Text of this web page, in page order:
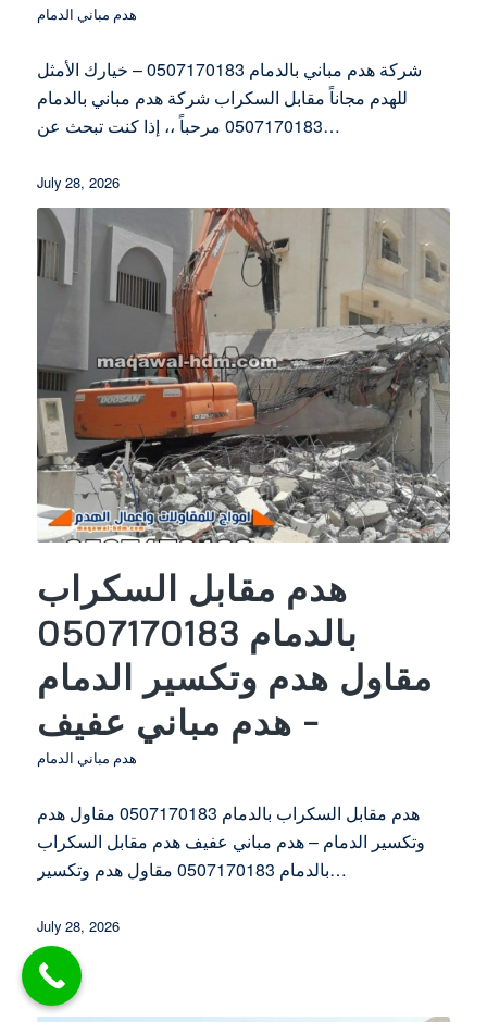
هدم مباني الدمام
شركة هدم مباني بالدمام 0507170183 – خيارك الأمثل
للهدم مجاناً مقابل السكراب شركة هدم مباني بالدمام
0507170183 مرحباً ،، إذا كنت تبحث عن…
July 28, 2026
هدم مقابل السكراب
بالدمام 0507170183
مقاول هدم وتكسير الدمام
– هدم مباني عفيف
هدم مباني الدمام
هدم مقابل السكراب بالدمام 0507170183 مقاول هدم
وتكسير الدمام – هدم مباني عفيف هدم مقابل السكراب
بالدمام 0507170183 مقاول هدم وتكسير…
July 28, 2026